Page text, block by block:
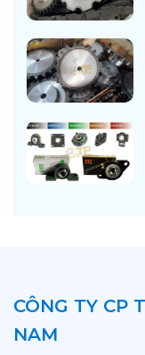
CÔNG TY CP
NAM